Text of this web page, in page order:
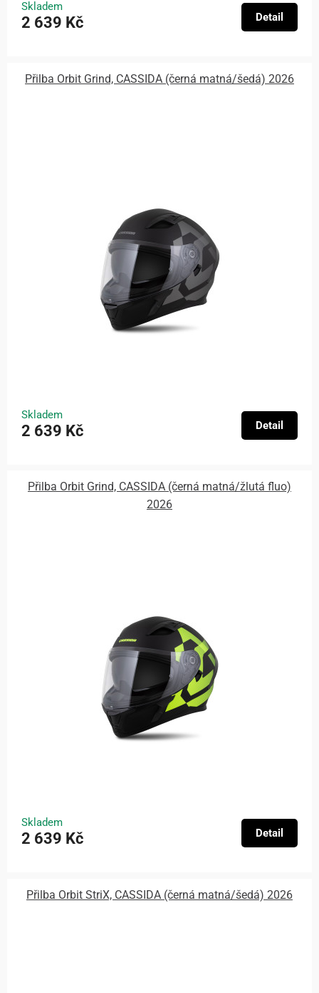
Skladem
2 639 Kč Detail
Přilba Orbit Grind, CASSIDA (černá matná/šedá) 2026
Skladem
2 639 Kč Detail
Přilba Orbit Grind, CASSIDA (černá matná/žlutá fluo)
2026
Skladem
2 639 Kč Detail
Přilba Orbit StriX, CASSIDA (černá matná/šedá) 2026